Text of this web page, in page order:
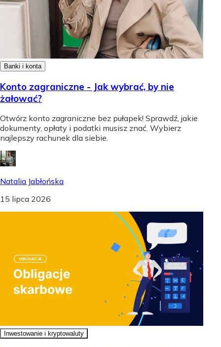
Banki i konta
Konto zagraniczne - Jak wybrać, by nie
żałować?
Otwórz konto zagraniczne bez pułapek! Sprawdź, jakie
dokumenty, opłaty i podatki musisz znać. Wybierz
najlepszy rachunek dla siebie.
Natalia Jabłońska
15 lipca 2026
Inwestowanie i kryptowaluty